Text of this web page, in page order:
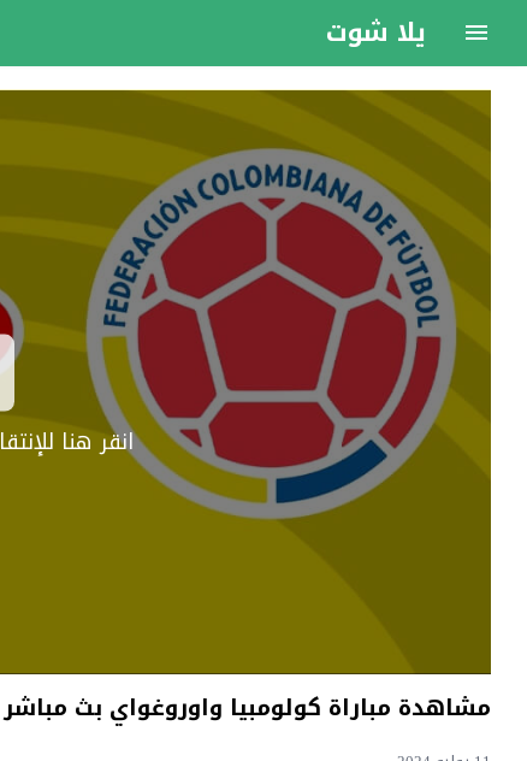
يلا شوت
انقر هنا
مشاهدة مباراة كولومبيا واوروغواي بث مباشر اليوم 11-7-2024 قمة ملعب بنك